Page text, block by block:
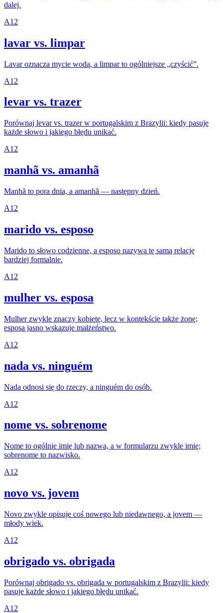
dalej.
A1 2
lavar vs. limpar
Lavar oznacza mycie wodą, a limpar to ogólniejsze „czyścić”.
A1 2
levar vs. trazer
Porównaj levar vs. trazer w portugalskim z Brazylii: kiedy pasuje
każde słowo i jakiego błędu unikać.
A1 2
manhã vs. amanhã
Manhã to pora dnia, a amanhã — następny dzień.
A1 2
marido vs. esposo
Marido to słowo codzienne, a esposo nazywa tę samą relację
bardziej formalnie.
A1 2
mulher vs. esposa
Mulher zwykle znaczy kobietę, lecz w kontekście także żonę;
esposa jasno wskazuje małżeństwo.
A1 2
nada vs. ninguém
Nada odnosi się do rzeczy, a ninguém do osób.
A1 2
nome vs. sobrenome
Nome to ogólnie imię lub nazwa, a w formularzu zwykle imię;
sobrenome to nazwisko.
A1 2
novo vs. jovem
Novo zwykle opisuje coś nowego lub niedawnego, a jovem —
młody wiek.
A1 2
obrigado vs. obrigada
Porównaj obrigado vs. obrigada w portugalskim z Brazylii: kiedy
pasuje każde słowo i jakiego błędu unikać.
A1 2